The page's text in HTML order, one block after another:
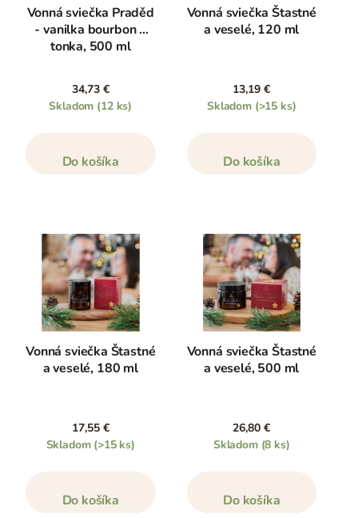
Vonná sviečka Praděd
- vanilka bourbon a
tonka, 500 ml
34,73 €
Skladom (12 ks)
Do košíka
Vonná sviečka Štastné
a veselé, 120 ml
13,19 €
Skladom (>15 ks)
Do košíka
Vonná sviečka Štastné
a veselé, 180 ml
17,55 €
Skladom (>15 ks)
Do košíka
Vonná sviečka Štastné
a veselé, 500 ml
26,80 €
Skladom (8 ks)
Do košíka